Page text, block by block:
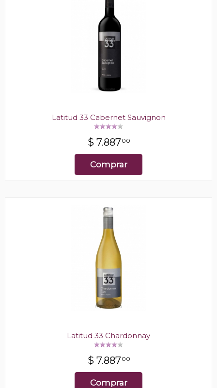
Latitud 33 Cabernet Sauvignon
$ 7.88700
Comprar
Latitud 33 Chardonnay
$ 7.88700
Comprar